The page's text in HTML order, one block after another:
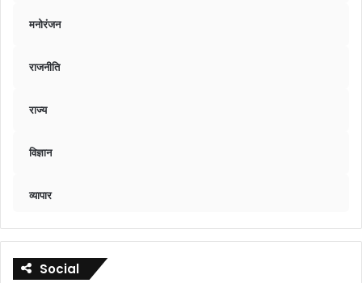
मनोरंजन
राजनीति
राज्य
विज्ञान
व्यापार
Social